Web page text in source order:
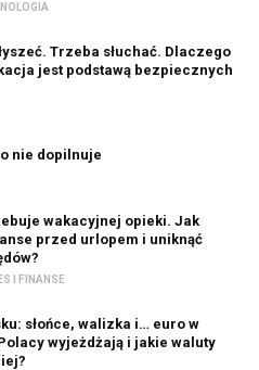
Trzeba słuchać. Dlaczego
jest podstawą bezpiecznych
nie dopilnuje
wakacyjnej opieki. Jak
przed urlopem i uniknąć
I FINANSE
słońce, walizka i… euro w
wyjeżdżają i jakie waluty